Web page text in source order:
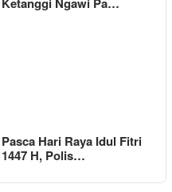
Pasca Hari Raya Idul Fitri
1447 H, Polis…